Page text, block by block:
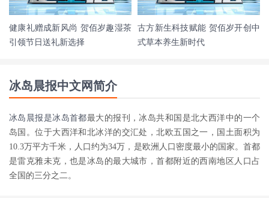
健康礼赠成新风尚 贺佰岁趣湿茶
引领节日送礼新选择
古方新生科技赋能 贺佰岁开创中
式草本养生新时代
冰岛晨报中文网简介
冰岛晨报是冰岛首都最大的报刊，冰岛共和国是北大西洋中的一个
岛国。位于大西洋和北冰洋的交汇处，北欧五国之一，国土面积为
10.3万平方千米，人口约为34万，是欧洲人口密度最小的国家。首都
是雷克雅未克，也是冰岛的最大城市，首都附近的西南地区人口占
全国的三分之二。